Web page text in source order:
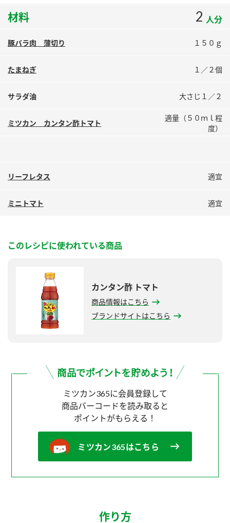
納豆の豆知識
鍋奉行マニュアル
ロングセラー商品 ＋ おすすめレシピ
人気商品 ＋ おすすめレシピ
ミツカン公式通販
材料 2 人分
豚バラ肉 薄切り １５０ｇ
たまねぎ １／２個
サラダ油 大さじ１／２
ミツカン カンタン酢トマト
適量（５０ｍｌ程
度）
リーフレタス 適宜
ミニトマト 適宜
このレシピに使われている商品
カンタン酢 トマト
商品情報はこちら
ブランドサイトはこちら
ミツカン365に会員登録して
商品バーコードを読み取ると
ポイントがもらえる！
ミツカン365はこちら
作り方